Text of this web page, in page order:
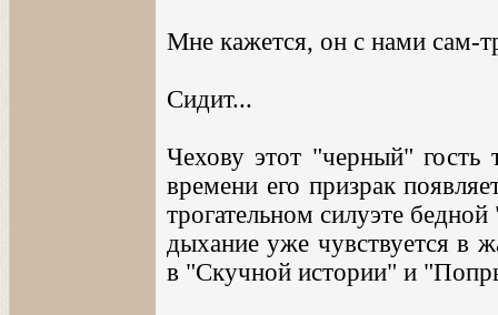
Мне кажется, он с нами сам-
Сидит...
Чехову этот "черный"
времени его призрак
трогательном силуэте
дыхание уже чувствуется в
в "Скучной истории" и